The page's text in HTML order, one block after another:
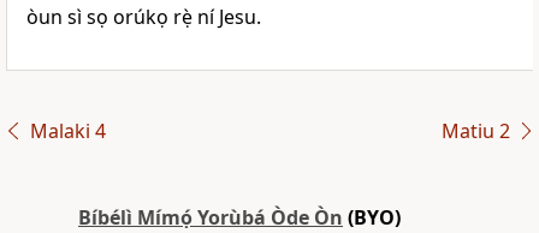
òun sì sọ orúkọ rẹ̀ ní Jesu.
Malaki 4 Matiu 2
Bíbélì Mímọ́ Yorùbá Òde Òn (BYO)